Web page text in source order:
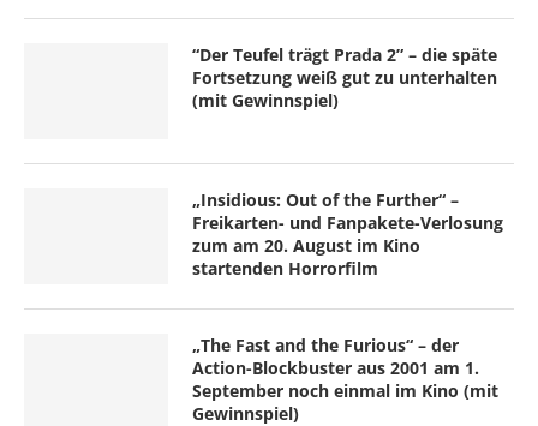
“Der Teufel trägt Prada 2” – die späte
Fortsetzung weiß gut zu unterhalten
(mit Gewinnspiel)
„Insidious: Out of the Further“ –
Freikarten- und Fanpakete-Verlosung
zum am 20. August im Kino
startenden Horrorfilm
„The Fast and the Furious“ – der
Action-Blockbuster aus 2001 am 1.
September noch einmal im Kino (mit
Gewinnspiel)